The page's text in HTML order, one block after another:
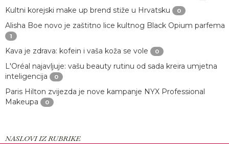
Kultni korejski make up brend stiže u Hrvatsku 0
Alisha Boe novo je zaštitno lice kultnog Black Opium parfema
1
Kava je zdrava: kofein i vaša koža se vole 0
L'Oréal najavljuje: vašu beauty rutinu od sada kreira umjetna
inteligencija
0
Paris Hilton zvijezda je nove kampanje NYX Professional
Makeupa
0
NASLOVI IZ RUBRIKE